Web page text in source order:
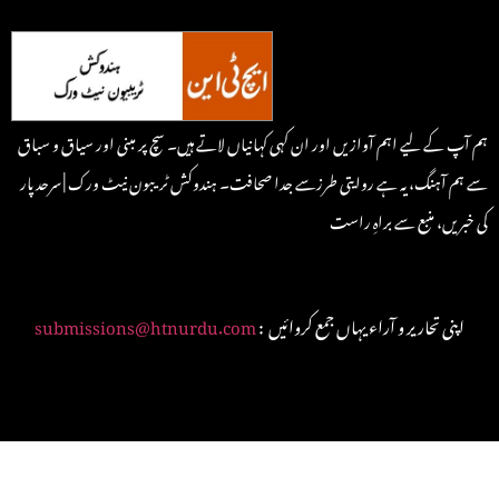
ہم آپ کے لیے اہم آوازیں اور ان کہی کہانیاں لاتے ہیں۔ سچ پر مبنی اور سیاق و سباق
سے ہم آہنگ، یہ ہے روایتی طرزسے جدا صحافت۔ ہندوکش ٹریبون نیٹ ورک | سرحد پار
کی خبریں، منبع سے براہِ راست
submissions@htnurdu.com : اپنی تحاریر و آراء یہاں جمع کروائیں